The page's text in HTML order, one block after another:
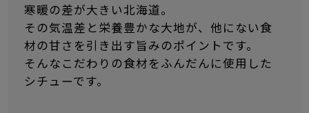
寒暖の差が大きい北海道。
その気温差と栄養豊かな大地が、他にない食
材の甘さを引き出す旨みのポイントです。
そんなこだわりの食材をふんだんに使用した
シチューです。